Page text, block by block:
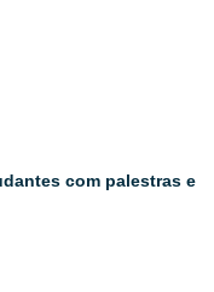
com palestras e